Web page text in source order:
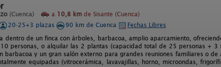
(Cuenca) a 10,8 km de Sisante (Cuenca)
20-25+3 plazas 90 km de Cuenca
Fechas Libres
dentro de un finca con árboles, barbacoa, amplio aparcamiento,
personas, o alquilar las 2 plantas (capacidad total de 25 personas + 3
barbacoa y un gran salón externo para grandes reuniones familiares o
equipadas (vitrocerámica, lavavajillas, horno, microondas,